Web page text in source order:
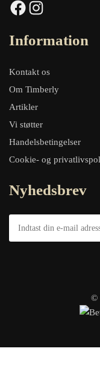
Facebook Instagram
Information
Kontakt os
Om Timberly
Artikler
Vi støtter
Handelsbetingelser
Cookie- og
Nyhedsbrev
©